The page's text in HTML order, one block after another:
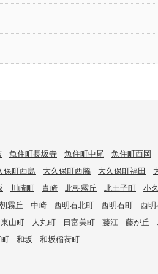
魚住町長坂寺 魚住町中尾 魚住町西岡
保町西島
大久保町西脇 大久保町福田
川崎町 貴崎 北朝霧丘 北王子町 小
霧丘
中崎 西明石北町 西明石町
西
東山町
人丸町 日富美町 藤江 藤が丘
和坂 和坂稲荷町